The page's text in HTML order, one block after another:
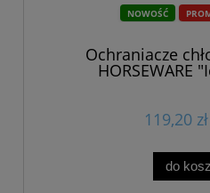
NOWOŚĆ
Ochraniacze
HORSEWARE
119,20 zł
do